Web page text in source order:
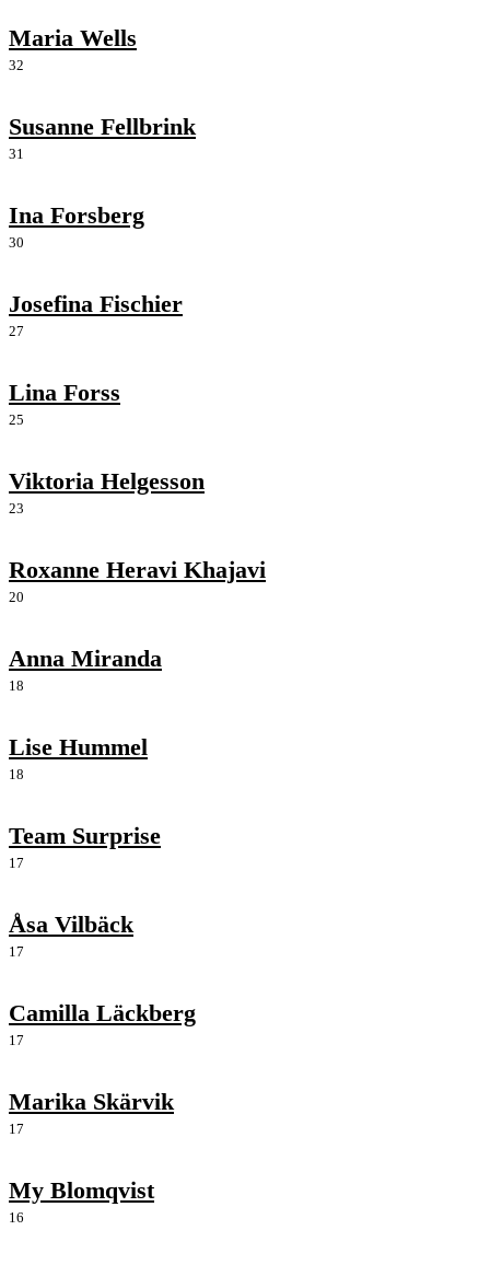
Maria Wells
32
Susanne Fellbrink
31
Ina Forsberg
30
Josefina Fischier
27
Lina Forss
25
Viktoria Helgesson
23
Roxanne Heravi Khajavi
20
Anna Miranda
18
Lise Hummel
18
Team Surprise
17
Åsa Vilbäck
17
Camilla Läckberg
17
Marika Skärvik
17
My Blomqvist
16